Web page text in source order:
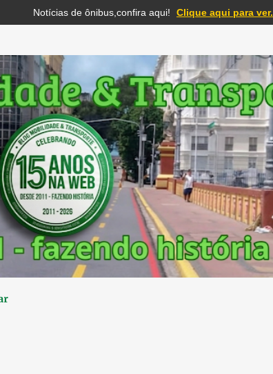
Pular para o conteúdo principal
Notícias de ônibus,confira aqui! Clique aqui para ver.